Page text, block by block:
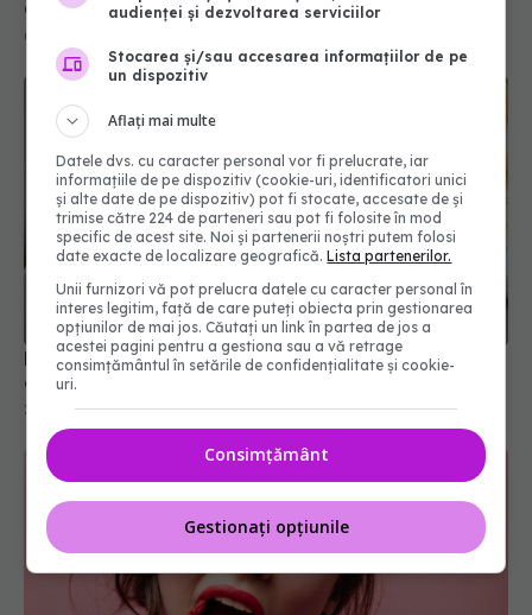
Cercetătorii au testat ipoteza
09 iun 2026, 20:30
Pune sare în chiuvetă seara și las-o până
dimineața. Rezultatul te va uimi
27 dec 2025, 19:51
audienței și dezvoltarea serviciilor
Stocarea și/sau accesarea informațiilor de pe
un dispozitiv
Aflați mai multe
Datele dvs. cu caracter personal vor fi prelucrate, iar
informațiile de pe dispozitiv (cookie-uri, identificatori unici
și alte date de pe dispozitiv) pot fi stocate, accesate de și
trimise către 224 de parteneri sau pot fi folosite în mod
specific de acest site. Noi și partenerii noștri putem folosi
date exacte de localizare geografică.Lista partenerilor.
Unii furnizori vă pot prelucra datele cu caracter personal în
interes legitim, față de care puteți obiecta prin gestionarea
opțiunilor de mai jos. Căutați un link în partea de jos a
acestei pagini pentru a gestiona sau a vă retrage
consimțământul în setările de confidențialitate și cookie-
uri.
Consimțământ
Gestionați opțiunile